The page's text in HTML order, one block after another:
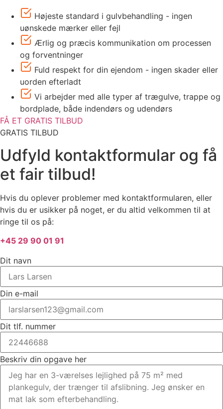
Højeste standard i gulvbehandling - ingen
uønskede mærker eller fejl
Ærlig og præcis kommunikation om processen
og forventninger
Fuld respekt for din ejendom - ingen skader eller
uorden efterladt
Vi arbejder med alle typer af trægulve, trappe og
bordplade, både indendørs og udendørs
FÅ ET GRATIS TILBUD
GRATIS TILBUD
Udfyld kontaktformular og få
et fair tilbud!
Hvis du oplever problemer med kontaktformularen, eller
hvis du er usikker på noget, er du altid velkommen til at
ringe til os på:
+45 29 90 01 91
Dit navn
Din e-mail
Dit tlf. nummer
Beskriv din opgave her